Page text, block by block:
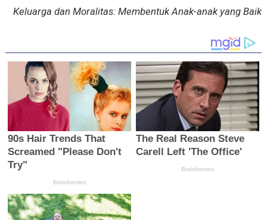
Keluarga dan Moralitas: Membentuk Anak-anak yang Baik